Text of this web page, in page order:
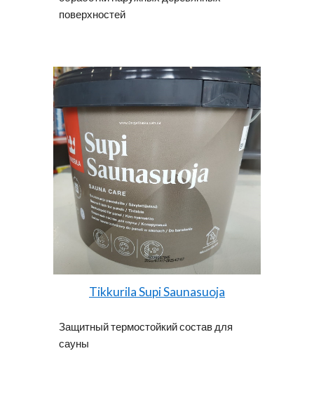
поверхностей
Tikkurila Supi Saunasuoja
Защитный термостойкий состав для
сауны